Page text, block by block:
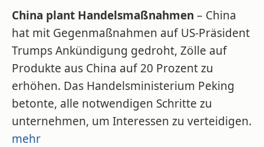
China plant Handelsmaßnahmen – China
hat mit Gegenmaßnahmen auf US-Präsident
Trumps Ankündigung gedroht, Zölle auf
Produkte aus China auf 20 Prozent zu
erhöhen. Das Handelsministerium Peking
betonte, alle notwendigen Schritte zu
unternehmen, um Interessen zu verteidigen.
mehr